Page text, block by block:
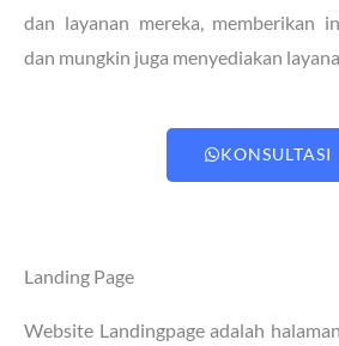
dan layanan mereka, memberikan
dan mungkin juga menyediakan
KONSULTASI
Landing Page
Website Landingpage adalah